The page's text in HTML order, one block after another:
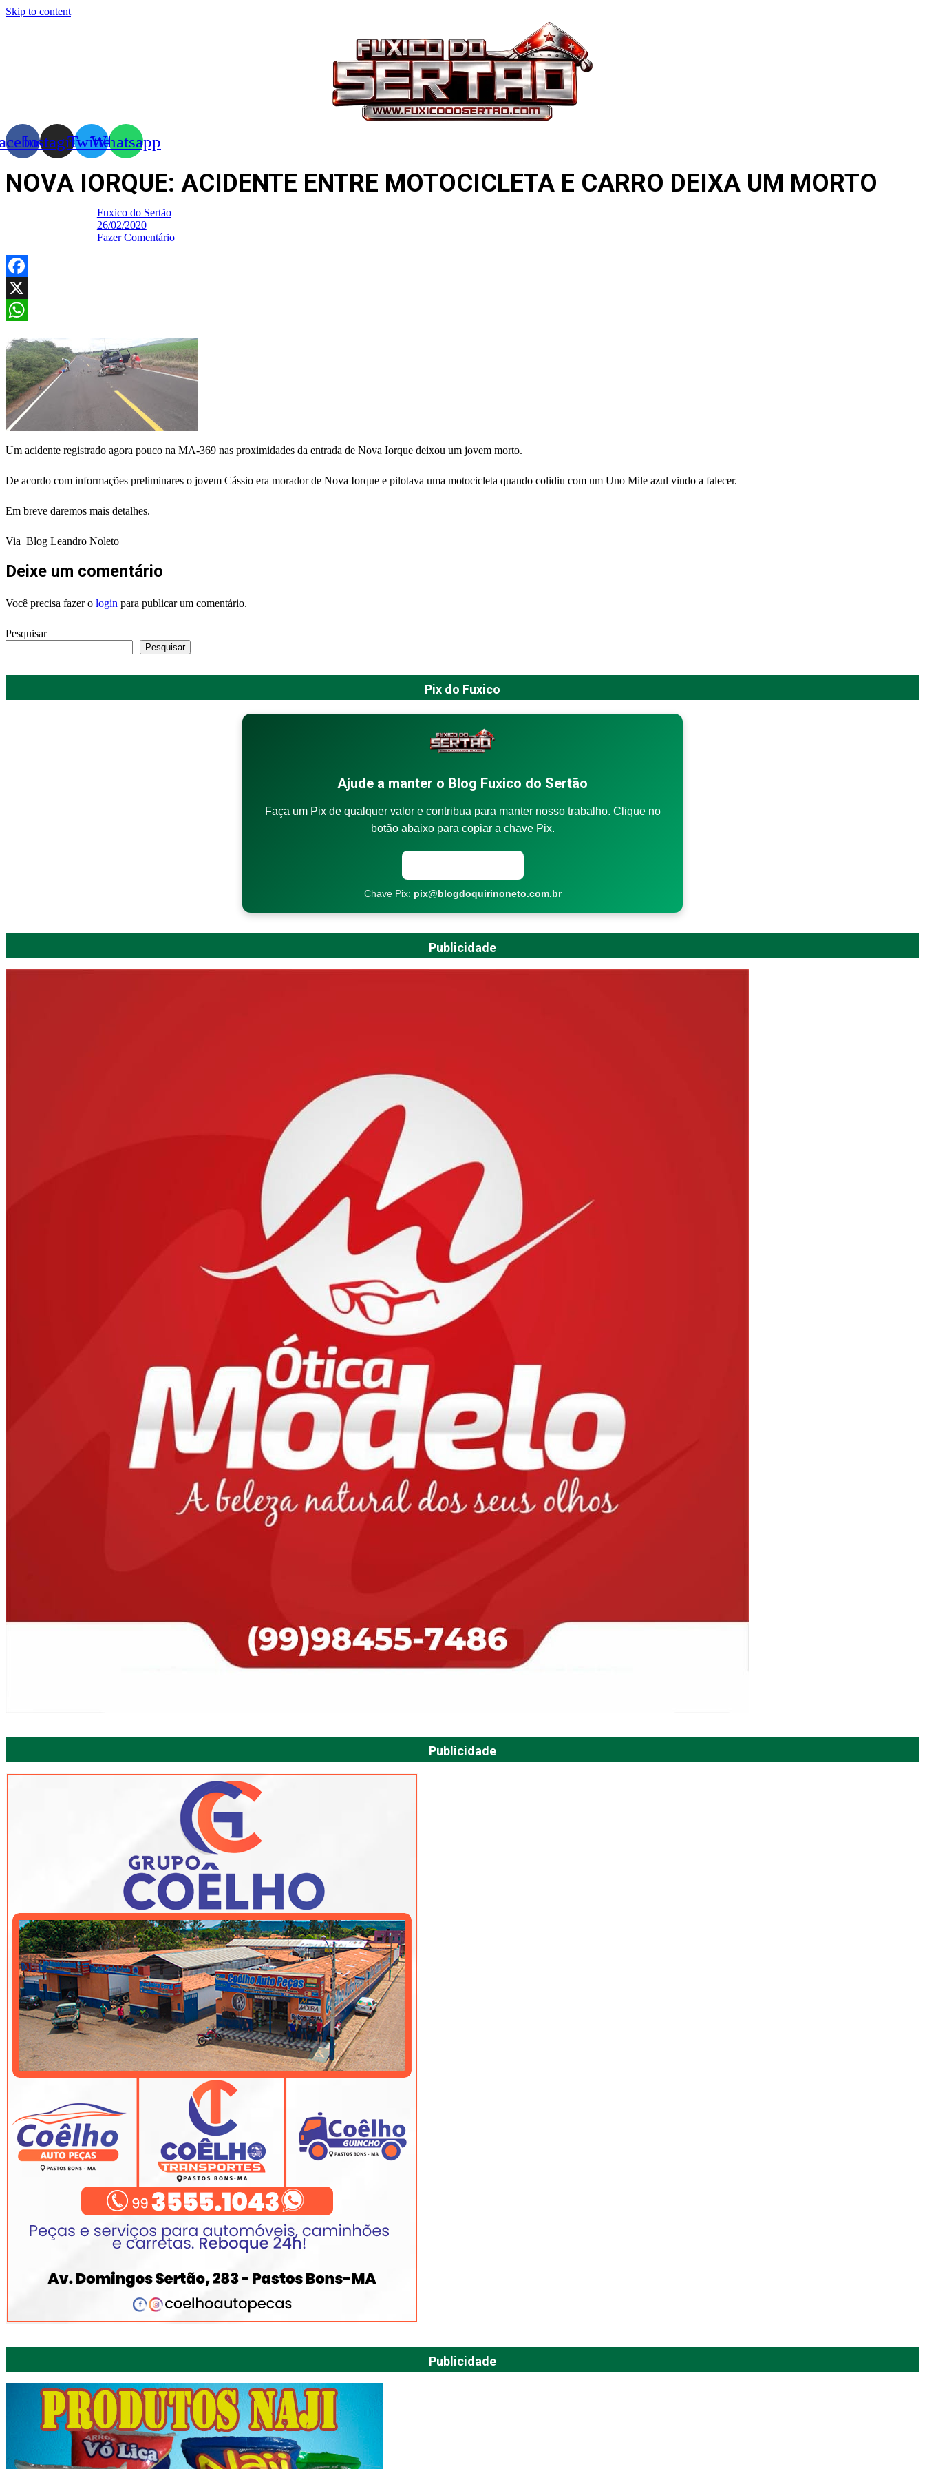
Skip to content
InstagramTwitterWhatsapp
NOVA IORQUE: ACIDENTE ENTRE MOTOCICLETA E CARRO DEIXA UM MORTO
Fuxico do Sertão
26/02/2020
Fazer Comentário
Facebook
X
Um acidente registrado agora pouco na MA-369 nas proximidades da entrada de Nova Iorque deixou um jovem morto.
De acordo com informações preliminares o jovem Cássio era morador de Nova Iorque e pilotava uma motocicleta quando colidiu com um Uno Mile azul vindo a falecer.
Em breve daremos mais detalhes.
Via Blog Leandro Noleto
Deixe um comentário
Você precisa fazer o login para publicar um comentário.
Pesquisar
Pesquisar
Pix do Fuxico
Ajude a manter o Blog Fuxico do Sertão
Faça um Pix de qualquer valor e contribua para manter nosso trabalho. Clique no
botão abaixo para copiar a chave Pix.
Chave Pix: pix@blogdoquirinoneto.com.br
Publicidade
Publicidade
Publicidade